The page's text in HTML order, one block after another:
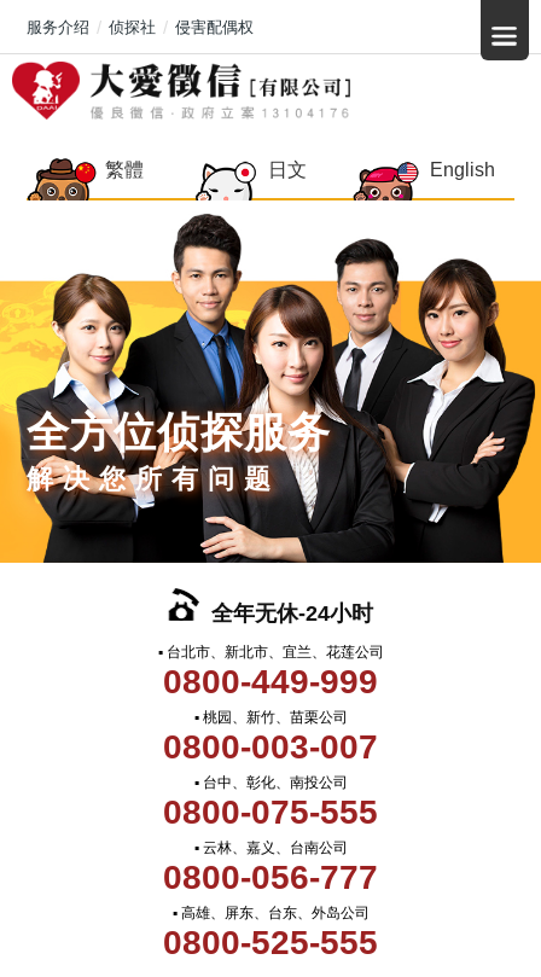
繁體 日文 English
全方位侦探服务
解决您所有问题
全年无休-24小时
▪ 台北市、新北市、宜兰、花莲公司
0800-449-999
▪ 桃园、新竹、苗栗公司
0800-003-007
▪ 台中、彰化、南投公司
0800-075-555
▪ 云林、嘉义、台南公司
0800-056-777
▪ 高雄、屏东、台东、外岛公司
0800-525-555
服务介绍 侦探社 侵害配偶权